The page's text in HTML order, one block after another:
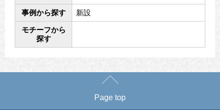
事例から探す 新設
モチーフから
探す
Page top